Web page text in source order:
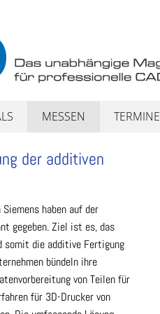
MESSEN TERMINE
der additiven
haben auf der
gegeben. Ziel ist es, das
somit die additive Fertigung
bündeln ihre
von Teilen für
für 3D-Drucker von